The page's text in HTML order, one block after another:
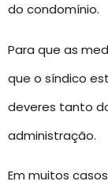
do condomínio.
Para que as
que o síndico
deveres tanto
administração.
Em muitos